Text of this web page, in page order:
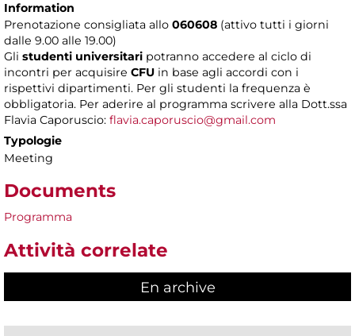
Information
Prenotazione consigliata allo 060608 (attivo tutti i giorni
dalle 9.00 alle 19.00)
Gli studenti universitari potranno accedere al ciclo di
incontri per acquisire CFU in base agli accordi con i
rispettivi dipartimenti. Per gli studenti la frequenza è
obbligatoria. Per aderire al programma scrivere alla Dott.ssa
Flavia Caporuscio: flavia.caporuscio@gmail.com
Typologie
Meeting
Documents
Programma
Attività correlate
En archive